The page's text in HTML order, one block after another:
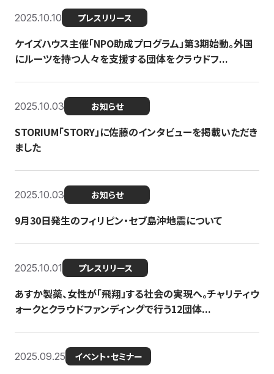
2025.10.10 プレスリリース
ケイズハウス主催「NPO助成プログラム」第3期始動。外国
にルーツを持つ人々を支援する団体をクラウドフ...
2025.10.03 お知らせ
STORIUM「STORY」に佐藤のインタビューを掲載いただき
ました
2025.10.03 お知らせ
9月30日発生のフィリピン・セブ島沖地震について
2025.10.01 プレスリリース
あすか製薬、女性が「飛翔」する社会の実現へ。チャリティウ
ォークとクラウドファンディングで行う12団体...
2025.09.25 イベント・セミナー